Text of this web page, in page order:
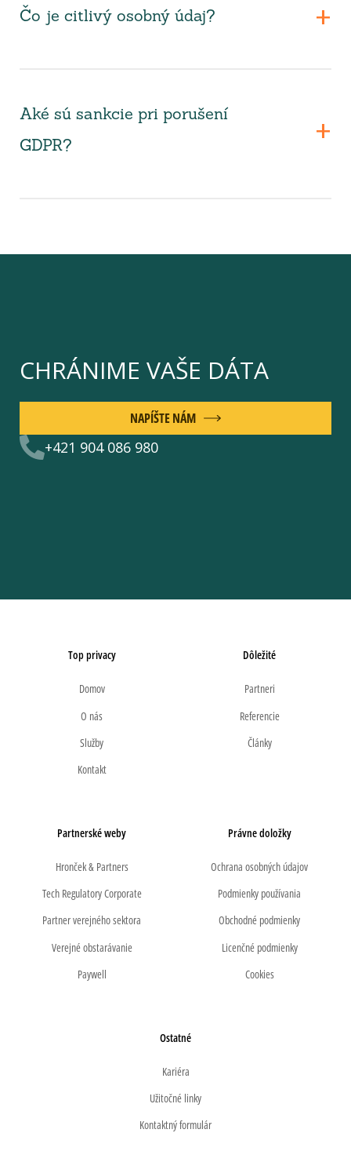
Čo je citlivý osobný údaj?
Aké sú sankcie pri porušení
GDPR?
CHRÁNIME VAŠE DÁTA
+421 904 086 980
NAPÍŠTE NÁM
Top privacy
Domov
O nás
Služby
Kontakt
Dôležité
Partneri
Referencie
Články
Partnerské weby
Hronček & Partners
Tech Regulatory Corporate
Partner verejného sektora
Verejné obstarávanie
Paywell
Právne doložky
Ochrana osobných údajov
Podmienky používania
Obchodné podmienky
Licenčné podmienky
Cookies
Ostatné
Kariéra
Užitočné linky
Kontaktný formulár